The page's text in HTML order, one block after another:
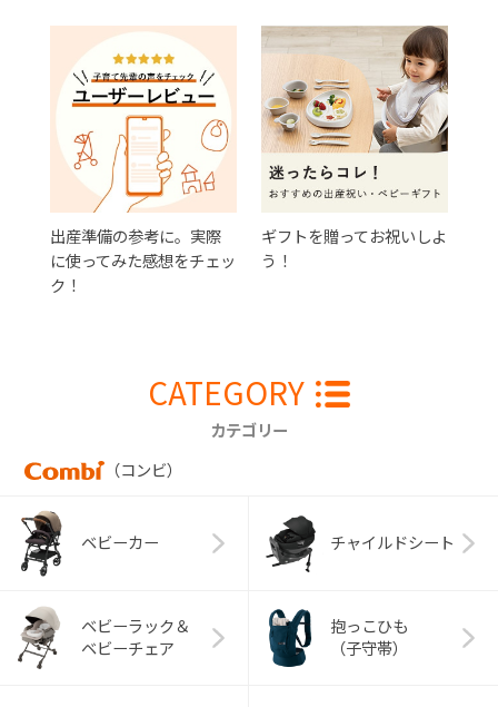
出産準備の参考に。実際
に使ってみた感想をチェッ
ク！
ギフトを贈ってお祝いしよ
う！
CATEGORY
カテゴリー
（コンビ）
ベビーカー チャイルドシート
ベビーラック＆
ベビーチェア
抱っこひも
（子守帯）